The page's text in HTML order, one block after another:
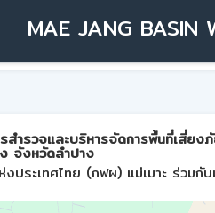
MAE JANG BASIN
ำรวจและบริหารจัดการพื้นที่เสี่ย
จังหวัดลำปาง
ประเทศไทย (กฟผ) แม่เมาะ ร่วมกั